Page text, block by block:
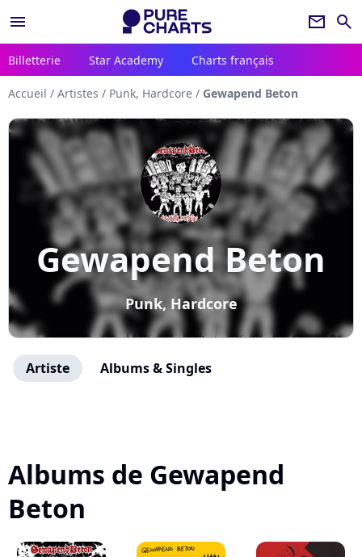
menu newsletter search
Billetterie Star Academy Charts français
Accueil / Artistes / Punk, Hardcore / Gewapend Beton
Gewapend Beton
Punk, Hardcore
Artiste Albums & Singles
Albums de Gewapend
Beton